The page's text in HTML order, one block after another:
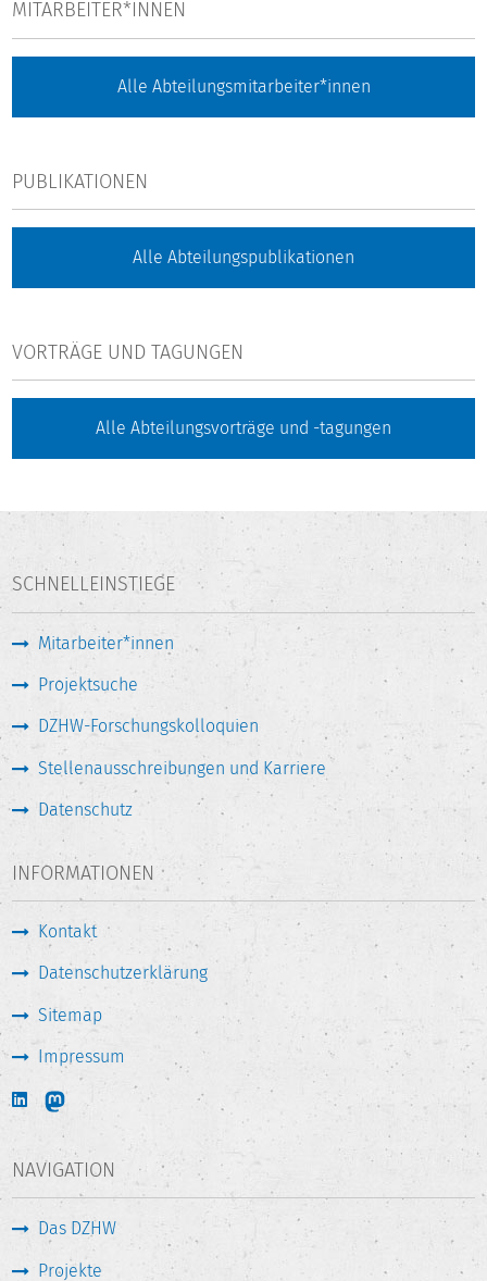
MITARBEITER*INNEN
Alle Abteilungsmitarbeiter*innen
PUBLIKATIONEN
Alle Abteilungspublikationen
VORTRÄGE UND TAGUNGEN
Alle Abteilungsvorträge und -tagungen
SCHNELLEINSTIEGE
Mitarbeiter*innen
Projektsuche
DZHW-Forschungskolloquien
Stellenausschreibungen und Karriere
Datenschutz
INFORMATIONEN
Kontakt
Datenschutzerklärung
Sitemap
Impressum
NAVIGATION
Das DZHW
Projekte